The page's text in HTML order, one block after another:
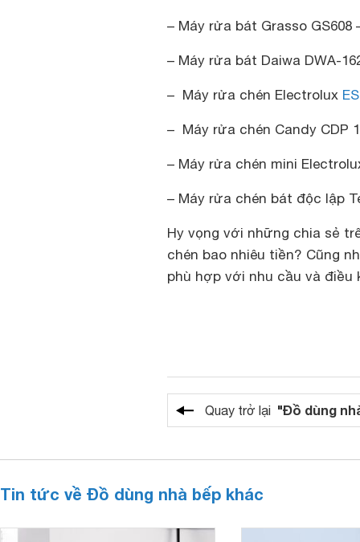
– Máy rửa bát Grasso GS608
– Máy rửa bát Daiwa DWA-
– Máy rửa chén Electrolux
– Máy rửa chén Candy CDP
– Máy rửa chén mini
– Máy rửa chén bát độc lập
Hy vọng với những chia sẻ
chén bao nhiêu tiền? Cũng
phù hợp với nhu cầu và
Quay trở lại "Đồ dùng
Tin tức về Đồ dùng nhà bếp khác